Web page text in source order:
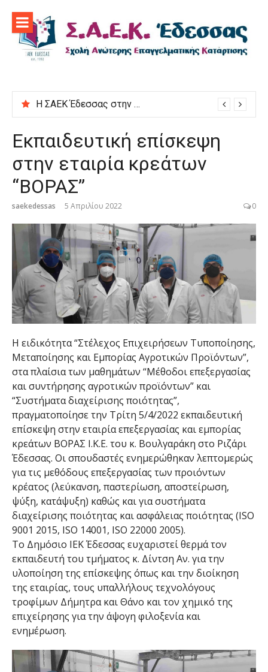
περιεχόμενο
Η ΣΑΕΚ Έδεσσας στην εκδήλωση “Μαγειρεύουμε στις ρίζες μας”
Εκπαιδευτική επίσκεψη
στην εταιρία κρεάτων
“ΒΟΡΑΣ”
saekedessas 5 Απριλίου 2022 0
Η ειδικότητα “Στέλεχος Επιχειρήσεων Τυποποίησης,
Μεταποίησης και Εμπορίας Αγροτικών Προϊόντων”,
στα πλαίσια των μαθημάτων “Μέθοδοι επεξεργασίας
και συντήρησης αγροτικών προϊόντων” και
“Συστήματα διαχείρισης ποιότητας”,
πραγματοποίησε την Τρίτη 5/4/2022 εκπαιδευτική
επίσκεψη στην εταιρία επεξεργασίας και εμπορίας
κρεάτων ΒΟΡΑΣ Ι.Κ.Ε. του κ. Βουλγαράκη στο Ριζάρι
Έδεσσας. Οι σπουδαστές ενημερώθηκαν λεπτομερώς
για τις μεθόδους επεξεργασίας των προιόντων
κρέατος (λεύκανση, παστερίωση, αποστείρωση,
ψύξη, κατάψυξη) καθώς και για συστήματα
διαχείρισης ποιότητας και ασφάλειας ποιότητας (ISO
9001 2015, ISO 14001, ISO 22000 2005).
Το Δημόσιο ΙΕΚ Έδεσσας ευχαριστεί θερμά τον
εκπαιδευτή του τμήματος κ. Δίντση Αν. για την
υλοποίηση της επίσκεψης όπως και την διοίκηση
της εταιρίας, τους υπαλλήλους τεχνολόγους
τροφίμων Δήμητρα και Θάνο και τον χημικό της
επιχείρησης για την άψογη φιλοξενία και
ενημέρωση.